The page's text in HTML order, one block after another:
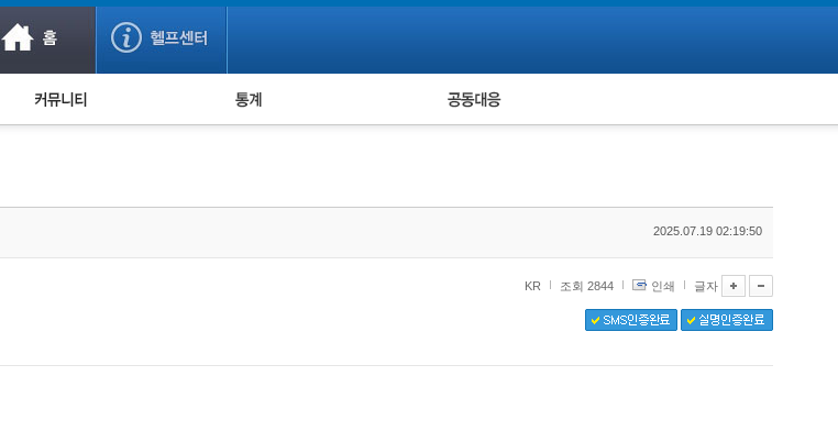
사기 예방했어요! 누적 피해사례 통계 피해자 공동대응
2025.07.19 02:19:50
KR 조회 2844 인쇄 글자